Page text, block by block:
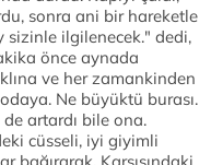
sonra ani bir hareketle
sizinle ilgilenecek." dedi,
önce aynada
ve her zamankinden
Ne büyüktü burası.
artardı bile ona.
cüsseli, iyi giyimli